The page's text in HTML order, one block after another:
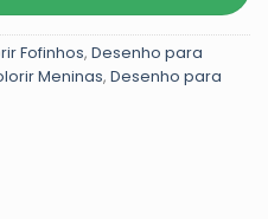
Fofinhos, Desenho para
Meninas, Desenho para